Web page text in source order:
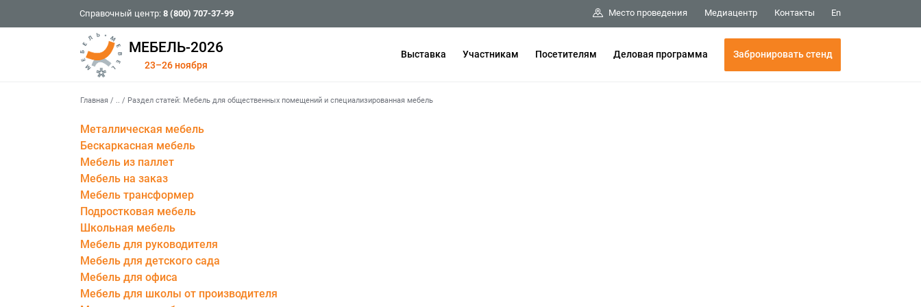
Справочный центр: 8 (800) 707-37-99 Место проведения Медиацентр Контакты En
МЕБЕЛЬ-2026
23–26 ноября
Выставка Участникам Посетителям Деловая программа Забронировать стенд
Главная / .. / Раздел статей: Мебель для общественных помещений и специализированная мебель
Металлическая мебель
Бескаркасная мебель
Мебель из паллет
Мебель на заказ
Мебель трансформер
Подростковая мебель
Школьная мебель
Мебель для руководителя
Мебель для детского сада
Мебель для офиса
Мебель для школы от производителя